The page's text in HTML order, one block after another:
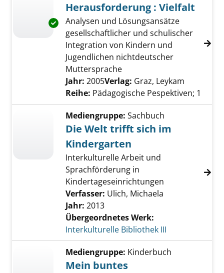
Exemplar-Details von Herausforderung :
Herausforderung : Vielfalt
Analysen und Lösungsansätze
gesellschaftlicher und schulischer
Integration von Kindern und
Jugendlichen nichtdeutscher
Muttersprache
Suche nach diesem Verfasser
Jahr: 2005Verlag: Graz, Leykam
Reihe: Pädagogische Pespektiven; 1
Mediengruppe: Sachbuch
Die Welt trifft sich im
Kindergarten
Interkulturelle Arbeit und
Sprachförderung in
Kindertageseinrichtungen
Verfasser: Ulich, Michaela
Jahr: 2013
Übergeordnetes Werk:
Interkulturelle Bibliothek III
Mediengruppe: Kinderbuch
Mein buntes